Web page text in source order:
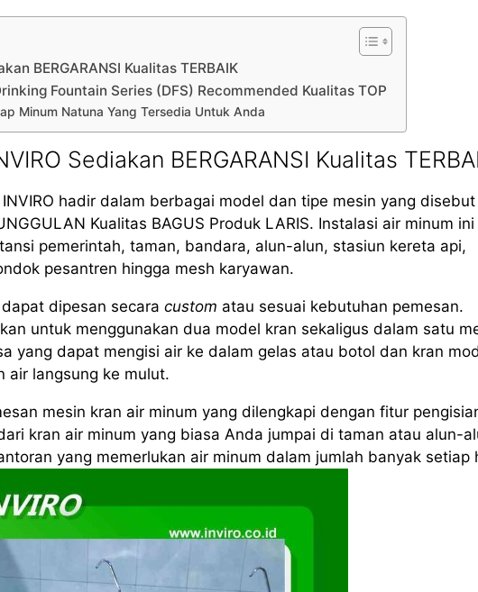
BERGARANSI Kualitas TERBAIK
Fountain Series (DFS) Recommended Kualitas TOP
Minum Natuna Yang Tersedia Untuk Anda
Sediakan BERGARANSI Kualitas
hadir dalam berbagai model dan tipe mesin yang disebut
Kualitas BAGUS Produk LARIS. Instalasi air minum ini
pemerintah, taman, bandara, alun-alun, stasiun kereta api,
pesantren hingga mesh karyawan.
dipesan secara custom atau sesuai kebutuhan pemesan.
untuk menggunakan dua model kran sekaligus dalam satu
yang dapat mengisi air ke dalam gelas atau botol dan kran
air langsung ke mulut.
mesin kran air minum yang dilengkapi dengan fitur
kran air minum yang biasa Anda jumpai di taman atau alun-
yang memerlukan air minum dalam jumlah banyak setiap